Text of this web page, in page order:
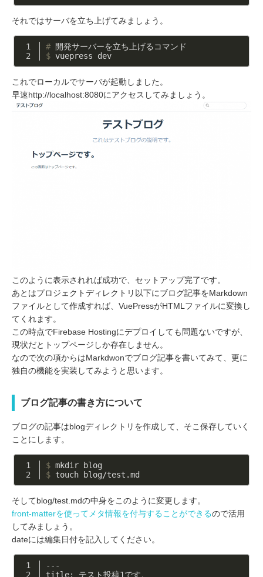
それではサーバを立ち上げてみましょう。
# 開発サーバーを立ち上げるコマンド
$ vuepress dev
これでローカルでサーバが起動しました。
早速http://localhost:8080にアクセスしてみましょう。
このように表示されれば成功で、セットアップ完了です。
あとはプロジェクトディレクトリ以下にブログ記事をMarkdown
ファイルとして作成すれば、VuePressがHTMLファイルに変換し
てくれます。
この時点でFirebase Hostingにデプロイしても問題ないですが、
現状だとトップページしか存在しません。
なので次の項からはMarkdwonでブログ記事を書いてみて、更に
独自の機能を実装してみようと思います。
ブログ記事の書き方について
ブログの記事はblogディレクトリを作成して、そこ保存していく
ことにします。
$ mkdir blog
$ touch blog/test.md
そしてblog/test.mdの中身をこのように変更します。
front-matterを使ってメタ情報を付与することができるので活用
してみましょう。
dateには編集日付を記入してください。
---
title: テスト投稿1です。